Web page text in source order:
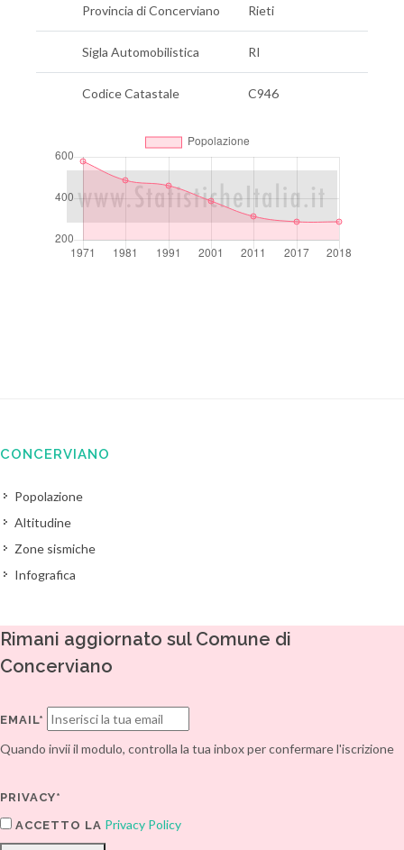
Provincia di Concerviano Rieti
Sigla Automobilistica RI
Codice Catastale C946
CONCERVIANO
Popolazione
Altitudine
Zone sismiche
Infografica
Rimani aggiornato sul Comune di
Concerviano
EMAIL*
Quando invii il modulo, controlla la tua inbox per confermare l'iscrizione
PRIVACY*
ACCETTO LA Privacy Policy